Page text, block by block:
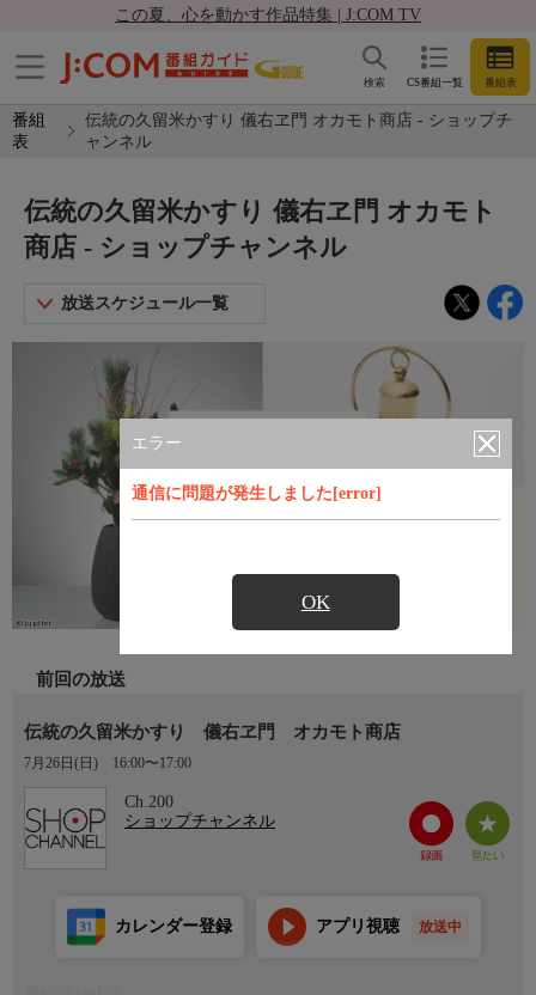
この夏、心を動かす作品特集 | J:COM TV
CS番組一覧 番組表
検索
番組
表
伝統の久留米かすり 儀右ヱ門 オカモト商店 - ショップチ
ャンネル
エラー
通信に問題が発生しました[error]
OK
伝統の久留米かすり 儀右ヱ門 オカモト
商店 - ショップチャンネル
放送スケジュール一覧
前回の放送
伝統の久留米かすり 儀右ヱ門 オカモト商店
7月26日(日) 16:00〜17:00
Ch.200
ショップチャンネル
カレンダー登録 アプリ視聴 放送中